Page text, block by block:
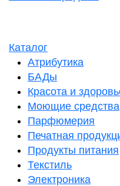
Каталог
Атрибутика
БАДы
Красота и
Моющие средства
Парфюмерия
Печатная
Продукты питания
Текстиль
Электроника